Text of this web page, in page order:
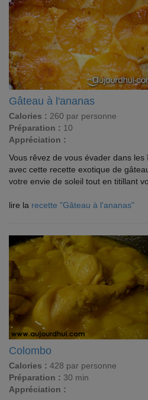
Gâteau à l'ananas
Calories : 260 par personne
Préparation : 10
Appréciation :
Vous rêvez de vous évader dans
avec cette recette exotique de
votre envie de soleil tout en titillant
lire la recette "Gâteau à l'ananas"
Colombo
Calories : 428 par personne
Préparation : 30 min
Appréciation :